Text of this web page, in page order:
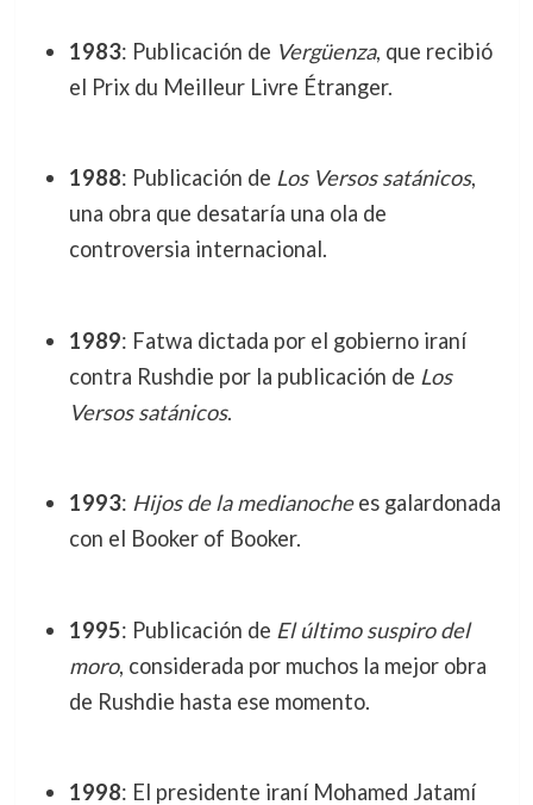
1983: Publicación de Vergüenza, que recibió
el Prix du Meilleur Livre Étranger.
1988: Publicación de Los Versos satánicos,
una obra que desataría una ola de
controversia internacional.
1989: Fatwa dictada por el gobierno iraní
contra Rushdie por la publicación de Los
Versos satánicos.
1993: Hijos de la medianochees galardonada
con el Booker of Booker.
1995: Publicación de El último suspiro del
moro, considerada por muchos la mejor obra
de Rushdie hasta ese momento.
1998: El presidente iraní Mohamed Jatamí